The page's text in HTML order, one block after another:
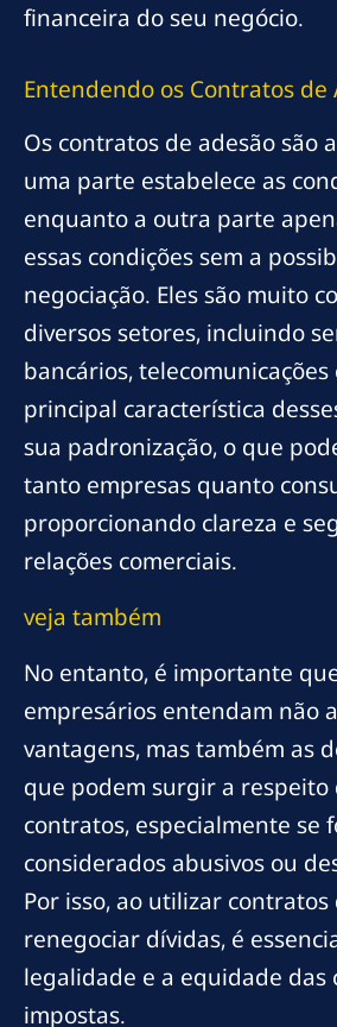
financeira do seu negócio.
Entendendo os Contratos de
Os contratos de adesão são
uma parte estabelece as
enquanto a outra parte
essas condições sem a
negociação. Eles são muito
diversos setores, incluindo
bancários, telecomunicações
principal característica
sua padronização, o que
tanto empresas quanto
proporcionando clareza e
relações comerciais.
veja também
No entanto, é importante
empresários entendam não
vantagens, mas também as
que podem surgir a respeito
contratos, especialmente se
considerados abusivos ou
Por isso, ao utilizar
renegociar dívidas, é
legalidade e a equidade das
impostas.